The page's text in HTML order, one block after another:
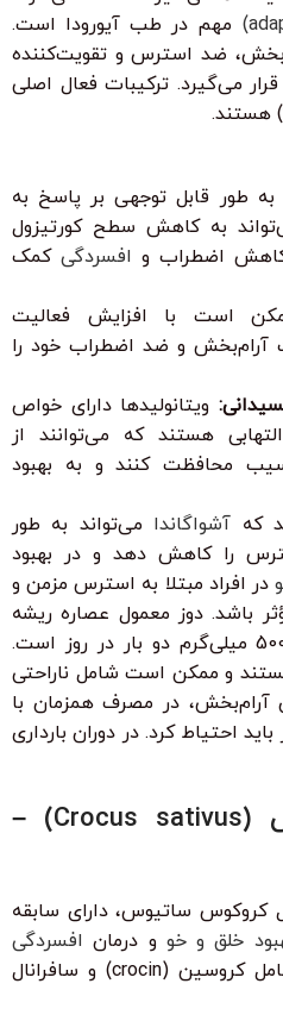
مهم در طب آیورودا است.
ضد استرس و تقویت‌کننده
می‌گیرد. ترکیبات فعال اصلی
به طور قابل توجهی بر پاسخ به
به کاهش سطح کورتیزول
اضطراب و افسردگیکمک
است با افزایش فعالیت
آرام‌بخش و ضد اضطراب خود را
ویتانولیدها دارای خواص
هستند که می‌توانند از
محافظت کنند و به بهبود
که آشواگاندا می‌تواند به طور
را کاهش دهد و در بهبود
در افراد مبتلا به استرس مزمن و
باشد. دوز معمول عصاره ریشه
استاندارد شده بین 300 تا 500 میلی‌گرم دو بار در روز است.
و ممکن است شامل ناراحتی
آرام‌بخش، در مصرف همزمان با
احتیاط کرد. در دوران بارداری
4. کروکوس ساتیوس (Crocus sativus) –
کروکوس ساتیوس، دارای سابقه
خلق و خو و درمان افسردگی
است. ترکیبات فعال اصلی شامل کروسین (crocin) و سافرانال